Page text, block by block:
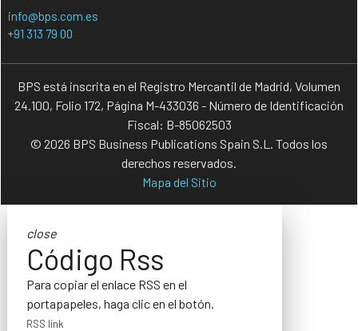
info@bps.com.es
+91 313 79 00
BPS está inscrita en el Registro Mercantil de Madrid, Volumen
24.100, Folio 172, Página M-433036 - Número de Identificación
Fiscal: B-85062503
© 2026 BPS Business Publications Spain S.L. Todos los
derechos reservados.
Mapa del Sitio
close
Código Rss
Para copiar el enlace RSS en el
portapapeles, haga clic en el botón.
RSS link